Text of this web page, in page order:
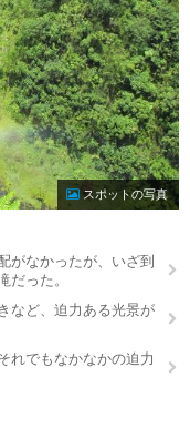
スポットの写真
がなかったが、いざ到
だった。
など、迫力ある光景が
れでもなかなかの迫力